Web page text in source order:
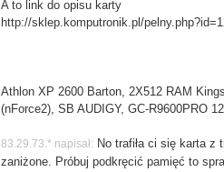
A to link do opisu karty
http://sklep.komputronik.pl/
Athlon XP 2600 Barton, 2X512 RAM
(nForce2), SB AUDIGY, GC-R9600PRO
83.29.73.* napisał: No trafiła ci się karta z
zaniżone. Próbuj podkręcić pamięć to